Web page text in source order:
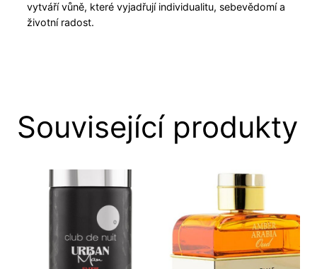
vytváří vůně, které vyjadřují individualitu, sebevědomí a
životní radost.
Související produkty